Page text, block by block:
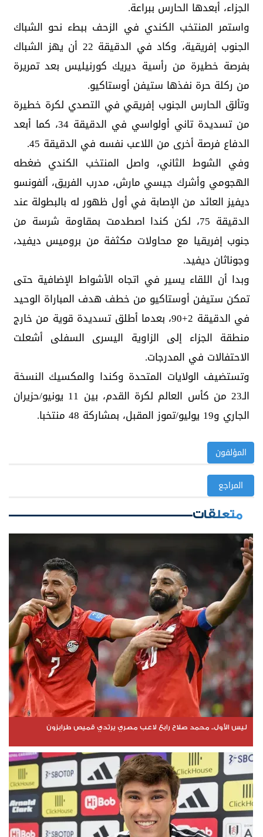
الجزاء، أبعدها الحارس ببراعة.
واستمر المنتخب الكندي في الزحف ببطء نحو الشباك
الجنوب إفريقية، وكاد في الدقيقة 22 أن يهز الشباك
بفرصة خطيرة من رأسية ديريك كورنيليس بعد تمريرة
من ركلة حرة نفذها ستيفن أوستاكيو.
وتألق الحارس الجنوب إفريقي في التصدي لكرة خطيرة
من تسديدة تاني أولواسي في الدقيقة 34، كما أبعد
الدفاع فرصة أخرى من اللاعب نفسه في الدقيقة 45.
وفي الشوط الثاني، واصل المنتخب الكندي ضغطه
الهجومي وأشرك جيسي مارش، مدرب الفريق، ألفونسو
ديفيز العائد من الإصابة في أول ظهور له بالبطولة عند
الدقيقة 75، لكن كندا اصطدمت بمقاومة شرسة من
جنوب إفريقيا مع محاولات مكثفة من بروميس ديفيد،
وجوناثان ديفيد.
وبدا أن اللقاء يسير في اتجاه الأشواط الإضافية حتى
تمكن ستيفن أوستاكيو من خطف هدف المباراة الوحيد
في الدقيقة 2+90، بعدما أطلق تسديدة قوية من خارج
منطقة الجزاء إلى الزاوية اليسرى السفلى أشعلت
الاحتفالات في المدرجات.
وتستضيف الولايات المتحدة وكندا والمكسيك النسخة
الـ23 من كأس العالم لكرة القدم، بين 11 يونيو/حزيران
الجاري و19 يوليو/تموز المقبل، بمشاركة 48 منتخبا.
المؤلفون
المراجع
متعلقات
ليس الأول.. محمد صلاح رابع لاعب مصري يرتدي قميص طرابزون